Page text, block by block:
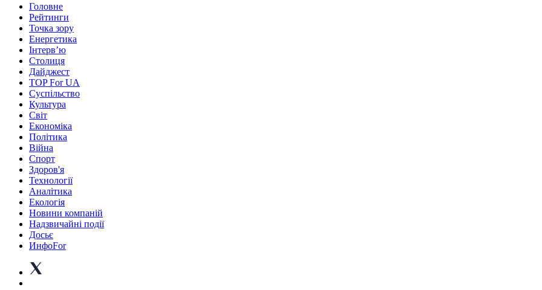
Головне
Рейтинги
Точка зору
Енергетика
Інтерв’ю
Столиця
Дайджест
TOP For UA
Суспiльство
Культура
Світ
Економіка
Політика
Війна
Спорт
Здоров'я
Технології
Аналітика
Екологія
Новини компаній
Надзвичайні події
Досьє
ИнфоFor